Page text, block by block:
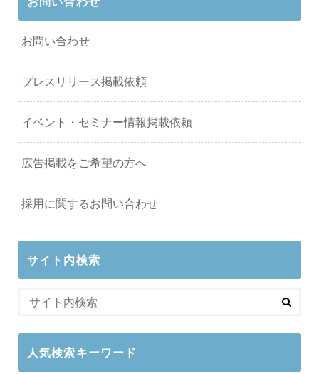
お問い合わせ
プレスリリース掲載依頼
イベント・セミナー情報掲載依頼
広告掲載をご希望の方へ
採用に関するお問い合わせ
サイト内検索
人気検索キーワード